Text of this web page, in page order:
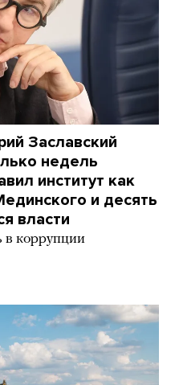
Заславский
недель
институт как
и десять
власти
в коррупции